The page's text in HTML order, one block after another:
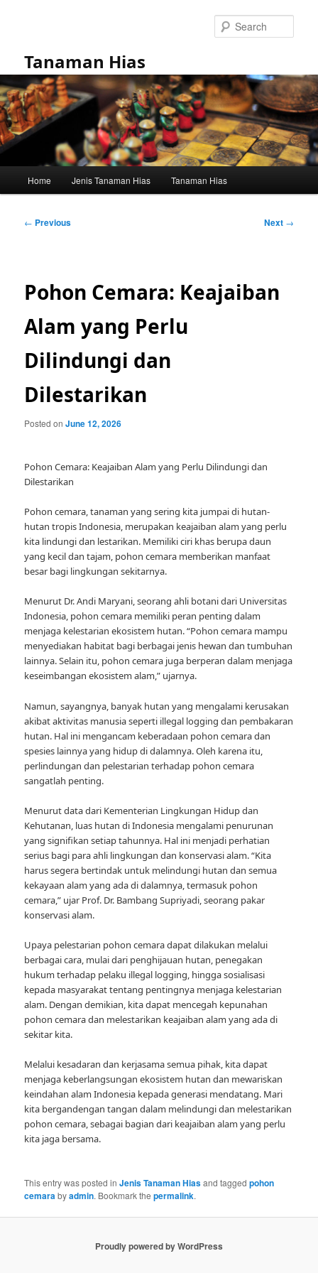
Tanaman Hias
Home Jenis Tanaman Hias Tanaman Hias
Post
← Previous Next →
Pohon Cemara: Keajaiban
Alam yang Perlu
Dilindungi dan
Dilestarikan
Posted onJune 12, 2026
Pohon Cemara: Keajaiban Alam yang Perlu Dilindungi dan
Dilestarikan
Pohon cemara, tanaman yang sering kita jumpai di hutan-
hutan tropis Indonesia, merupakan keajaiban alam yang perlu
kita lindungi dan lestarikan. Memiliki ciri khas berupa daun
yang kecil dan tajam, pohon cemara memberikan manfaat
besar bagi lingkungan sekitarnya.
Menurut Dr. Andi Maryani, seorang ahli botani dari Universitas
Indonesia, pohon cemara memiliki peran penting dalam
menjaga kelestarian ekosistem hutan. “Pohon cemara mampu
menyediakan habitat bagi berbagai jenis hewan dan tumbuhan
lainnya. Selain itu, pohon cemara juga berperan dalam menjaga
keseimbangan ekosistem alam,” ujarnya.
Namun, sayangnya, banyak hutan yang mengalami kerusakan
akibat aktivitas manusia seperti illegal logging dan pembakaran
hutan. Hal ini mengancam keberadaan pohon cemara dan
spesies lainnya yang hidup di dalamnya. Oleh karena itu,
perlindungan dan pelestarian terhadap pohon cemara
sangatlah penting.
Menurut data dari Kementerian Lingkungan Hidup dan
Kehutanan, luas hutan di Indonesia mengalami penurunan
yang signifikan setiap tahunnya. Hal ini menjadi perhatian
serius bagi para ahli lingkungan dan konservasi alam. “Kita
harus segera bertindak untuk melindungi hutan dan semua
kekayaan alam yang ada di dalamnya, termasuk pohon
cemara,” ujar Prof. Dr. Bambang Supriyadi, seorang pakar
konservasi alam.
Upaya pelestarian pohon cemara dapat dilakukan melalui
berbagai cara, mulai dari penghijauan hutan, penegakan
hukum terhadap pelaku illegal logging, hingga sosialisasi
kepada masyarakat tentang pentingnya menjaga kelestarian
alam. Dengan demikian, kita dapat mencegah kepunahan
pohon cemara dan melestarikan keajaiban alam yang ada di
sekitar kita.
Melalui kesadaran dan kerjasama semua pihak, kita dapat
menjaga keberlangsungan ekosistem hutan dan mewariskan
keindahan alam Indonesia kepada generasi mendatang. Mari
kita bergandengan tangan dalam melindungi dan melestarikan
pohon cemara, sebagai bagian dari keajaiban alam yang perlu
kita jaga bersama.
This entry was posted inJenis Tanaman Hiasand taggedpohon
cemarabyadmin. Bookmark thepermalink.
Proudly powered by WordPress